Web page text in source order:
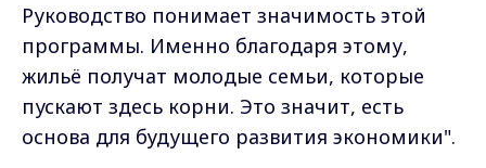
Руководство понимает значимость этой
программы. Именно благодаря этому,
жильё получат молодые семьи, которые
пускают здесь корни. Это значит, есть
основа для будущего развития экономики".